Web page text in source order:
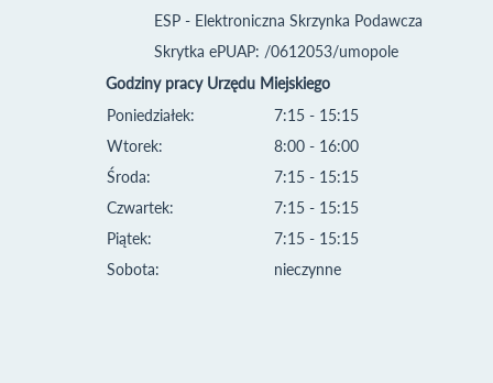
ESP - Elektroniczna Skrzynka Podawcza
Skrytka ePUAP: /0612053/umopole
Godziny pracy Urzędu Miejskiego
Poniedziałek:
Wtorek:
Środa:
Czwartek:
Piątek:
Sobota:
7:15 - 15:15
8:00 - 16:00
7:15 - 15:15
7:15 - 15:15
7:15 - 15:15
nieczynne